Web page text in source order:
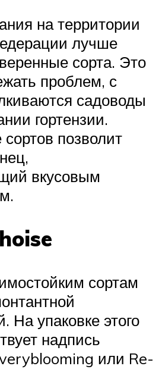
на территории
лучше
сорта. Это
проблем, с
садоводы
гортензии.
позволит
вкусовым
сортам
На упаковке этого
надпись
или Re-